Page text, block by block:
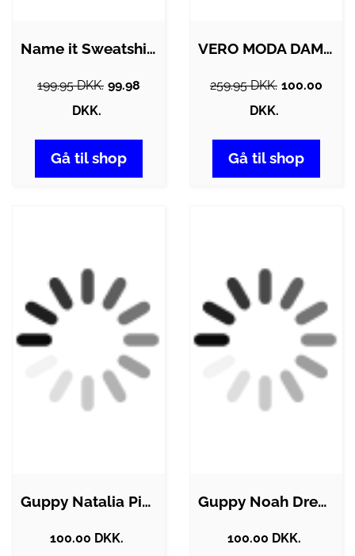
Name it Sweatshirt - NkmSheldon - Black
199.95 DKK. 99.98
DKK.
Gå til shop
VERO MODA DAME SWEATSHIRT VMVIANA -…
259.95 DKK. 100.00
DKK.
Gå til shop
Guppy Natalia Pige Sweatshirt - Jet…
100.00 DKK.
Guppy Noah Drenge Sweatshirt - Jet Black…
100.00 DKK.